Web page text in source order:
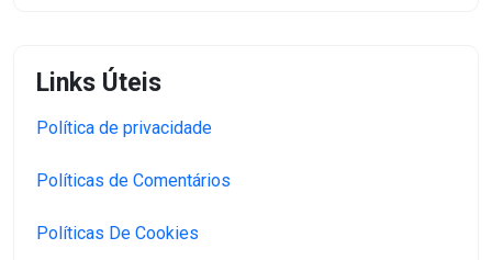
Links Úteis
Política de privacidade
Políticas de Comentários
Políticas De Cookies